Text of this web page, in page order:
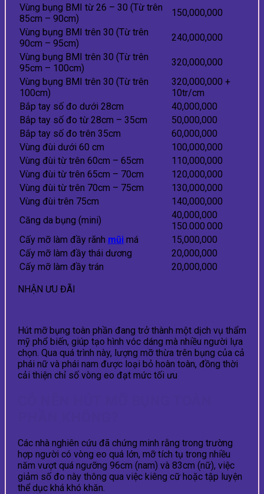
Vùng bụng BMI từ 26 – 30 (Từ trên
85cm – 90cm)
150,000,000
Vùng bụng BMI trên 30 (Từ trên
90cm – 95cm)
240,000,000
Vùng bụng BMI trên 30 (Từ trên
95cm – 100cm)
320,000,000
Vùng bụng BMI trên 30 (Từ trên
100cm)
320,000,000 +
10tr/cm
Bắp tay số đo dưới 28cm
40,000,000
Bắp tay số đo từ 28cm – 35cm
50,000,000
Bắp tay số đo trên 35cm
60,000,000
Vùng đùi dưới 60 cm
100,000,000
Vùng đùi từ trên 60cm – 65cm
110,000,000
Vùng đùi từ trên 65cm – 70cm
120,000,000
Vùng đùi từ trên 70cm – 75cm
130,000,000
Vùng đùi trên 75cm
140,000,000
Căng da bụng (mini)
40,000,000
150.000.000
Cấy mỡ làm đầy rãnh mũi má
15,000,000
Cấy mỡ làm đầy thái dương
20,000,000
Cấy mỡ làm đầy trán
20,000,000
NHẬN ƯU ĐÃI
Hút mỡ bụng toàn phần đang trở thành một dịch vụ thẩm
mỹ phổ biến, giúp tạo hình vóc dáng mà nhiều người lựa
chọn. Qua quá trình này, lượng mỡ thừa trên bụng của cả
phái nữ và phái nam được loại bỏ hoàn toàn, đồng thời
cải thiện chỉ số vòng eo đạt mức tối ưu
Các nhà nghiên cứu đã chứng minh rằng trong trường
hợp người có vòng eo quá lớn, mỡ tích tụ trong nhiều
năm vượt quá ngưỡng 96cm (nam) và 83cm (nữ), việc
giảm số đo này thông qua việc kiêng cữ hoặc tập luyện
thể dục khá khó khăn.